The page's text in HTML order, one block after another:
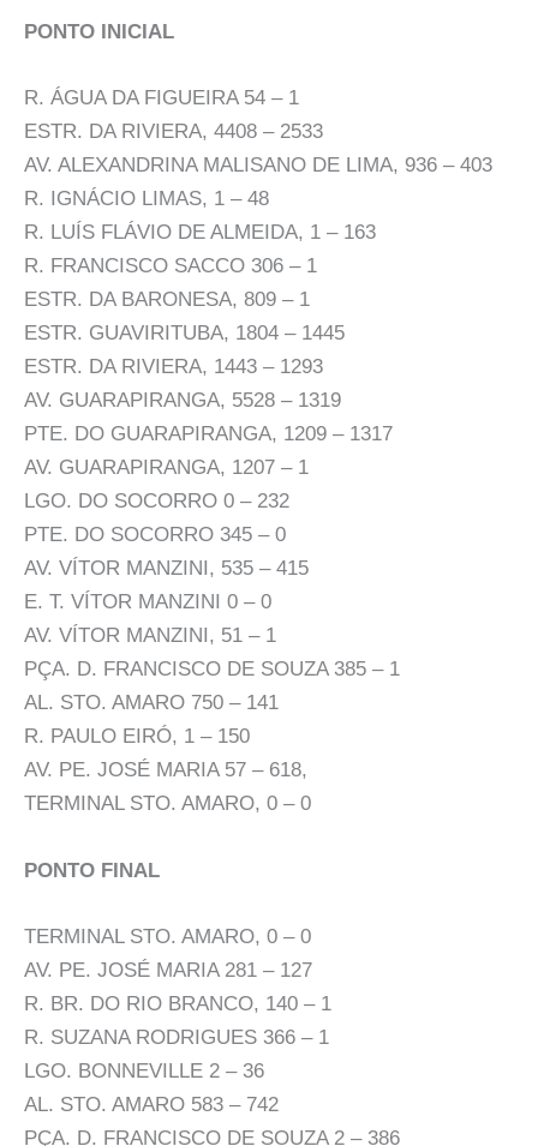
PONTO INICIAL
R. ÁGUA DA FIGUEIRA 54 – 1
ESTR. DA RIVIERA, 4408 – 2533
AV. ALEXANDRINA MALISANO DE LIMA, 936 – 403
R. IGNÁCIO LIMAS, 1 – 48
R. LUÍS FLÁVIO DE ALMEIDA, 1 – 163
R. FRANCISCO SACCO 306 – 1
ESTR. DA BARONESA, 809 – 1
ESTR. GUAVIRITUBA, 1804 – 1445
ESTR. DA RIVIERA, 1443 – 1293
AV. GUARAPIRANGA, 5528 – 1319
PTE. DO GUARAPIRANGA, 1209 – 1317
AV. GUARAPIRANGA, 1207 – 1
LGO. DO SOCORRO 0 – 232
PTE. DO SOCORRO 345 – 0
AV. VÍTOR MANZINI, 535 – 415
E. T. VÍTOR MANZINI 0 – 0
AV. VÍTOR MANZINI, 51 – 1
PÇA. D. FRANCISCO DE SOUZA 385 – 1
AL. STO. AMARO 750 – 141
R. PAULO EIRÓ, 1 – 150
AV. PE. JOSÉ MARIA 57 – 618,
TERMINAL STO. AMARO, 0 – 0
PONTO FINAL
TERMINAL STO. AMARO, 0 – 0
AV. PE. JOSÉ MARIA 281 – 127
R. BR. DO RIO BRANCO, 140 – 1
R. SUZANA RODRIGUES 366 – 1
LGO. BONNEVILLE 2 – 36
AL. STO. AMARO 583 – 742
PÇA. D. FRANCISCO DE SOUZA 2 – 386